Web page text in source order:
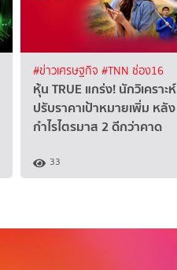
#ข่าวเศรษฐกิจ #TNN ช่อง16
หุ้น TRUE แกร่ง! นักวิเคราะห์
ปรับราคาเป้าหมายเพิ่ม หลัง
กำไรไตรมาส 2 ดีกว่าคาด
33